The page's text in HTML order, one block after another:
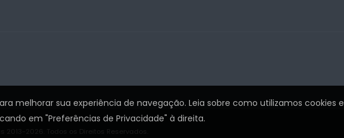
melhorar sua experiência de navegação. Leia sobre como utilizamos cookies e
em "Preferências de Privacidade" à direita.